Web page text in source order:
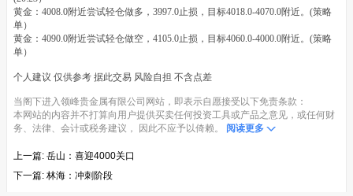
黄金：4008.0附近尝试轻仓做多，3997.0止损，目标4018.0-4070.0附近。(策略
单）
黄金：4090.0附近尝试轻仓做空，4105.0止损，目标4060.0-4000.0附近。(策略
单）
个人建议 仅供参考 据此交易 风险自担 不含点差
当阁下进入领峰贵金属有限公司网站，即表示自愿接受以下免责条款：
本网站的内容并不打算向用户提供买卖任何投资工具或产品之意见，或任何财
务、法律、会计或税务建议， 因此不应予以倚赖。
阅读更多
上一篇: 岳山：喜迎4000关口
下一篇: 林海：冲刺阶段